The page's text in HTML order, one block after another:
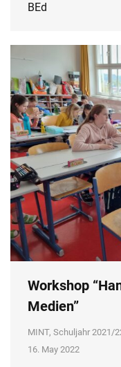
BEd
Workshop
Medien”
MINT, Schuljahr 2021/
16. May 2022